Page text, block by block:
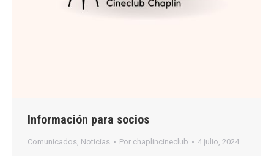
Información para socios
Comunicados, Noticias Por chaplincineclub 4 julio, 2024